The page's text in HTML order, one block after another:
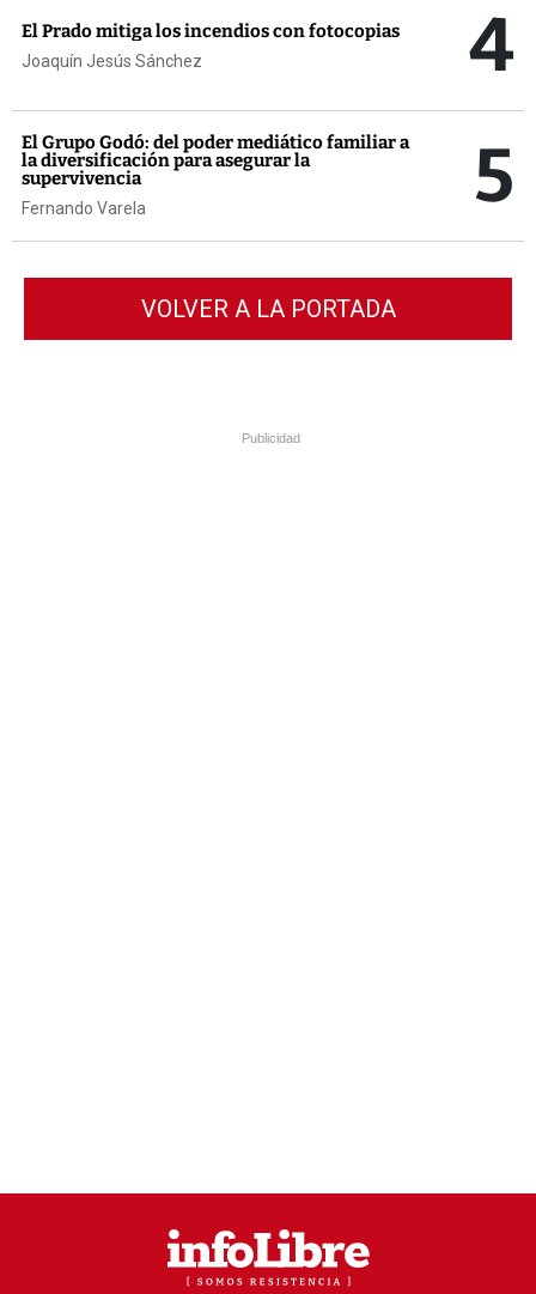
El Prado mitiga los incendios con fotocopias
Joaquín Jesús Sánchez 4
El Grupo Godó: del poder mediático familiar a
la diversificación para asegurar la
supervivencia
Fernando Varela 5
VOLVER A LA PORTADA
Publicidad